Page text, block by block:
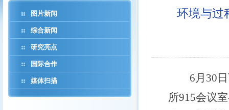
图片新闻
综合新闻
研究亮点
国际合作
媒体扫描
环境与过
6月30日
所915会议